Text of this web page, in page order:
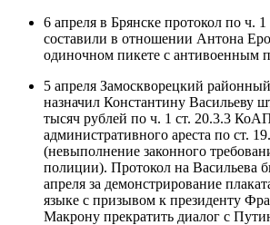
6 апреля в Брянске протокол по ч.
составили в отношении Антона
одиночном пикете с антивоенным
5 апреля Замоскворецкий
назначил Константину Васильеву
тысяч рублей по ч. 1 ст. 20.3.3
административного ареста по ст.
(невыполнение законного
полиции). Протокол на Васильева
апреля за демонстрирование
языке с призывом к президенту
Макрону прекратить диалог с